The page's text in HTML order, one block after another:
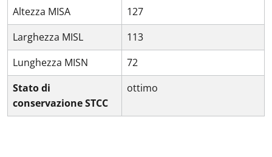
Altezza MISA
127
Larghezza MISL
113
Lunghezza MISN
72
Stato di
conservazione STCC
ottimo